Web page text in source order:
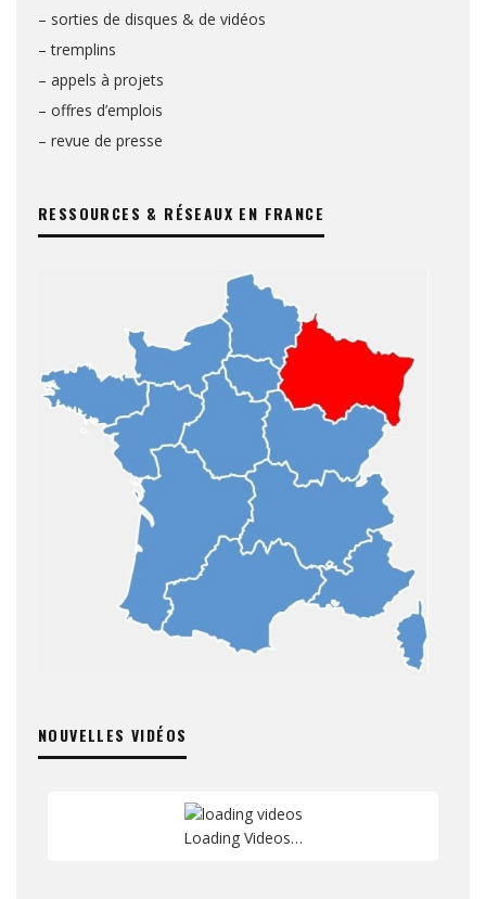
– sorties de disques & de vidéos
– tremplins
– appels à projets
– offres d’emplois
– revue de presse
RESSOURCES & RÉSEAUX EN FRANCE
NOUVELLES VIDÉOS
Loading Videos…